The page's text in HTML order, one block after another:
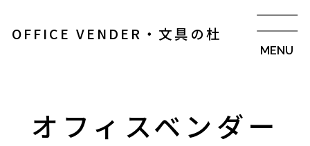
OFFICE VENDER・文具の杜
オフィスベンダー